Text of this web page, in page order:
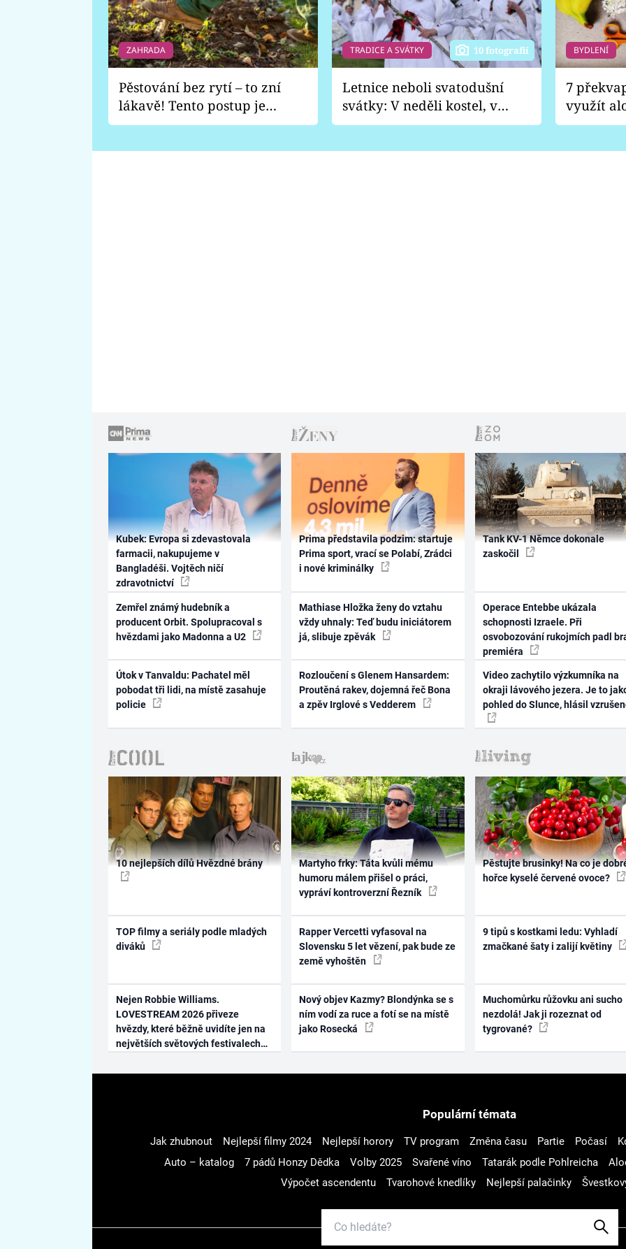
ZAHRADA
Pěstování bez rytí – to zní
lákavě! Tento postup je
vhodný jen pro některé
TRADICE A SVÁTKY 10 fotografií
Letnice neboli svatodušní
svátky: V neděli kostel, v
pondělí zábava
BYDLENÍ
7
využít
Kubek: Evropa si zdevastovala
farmacii, nakupujeme v
Bangladéši. Vojtěch ničí
zdravotnictví
Zemřel známý hudebník a
producent Orbit. Spolupracoval s
hvězdami jako Madonna a U2
Útok v Tanvaldu: Pachatel měl
pobodat tři lidi, na místě zasahuje
policie
Prima představila podzim: startuje
Prima sport, vrací se Polabí, Zrádci
i nové kriminálky
Mathiase Hložka ženy do vztahu
vždy uhnaly: Teď budu iniciátorem
já, slibuje zpěvák
Rozloučení s Glenem Hansardem:
Proutěná rakev, dojemná řeč Bona
a zpěv Irglové s Vedderem
Tank KV-1 Němce dokonale
zaskočil
Operace Entebbe ukázala
schopnosti Izraele. Při
osvobozování rukojmích padl
premiéra
Video zachytilo výzkumníka na
okraji lávového jezera. Je to
pohled do Slunce, hlásil
10 nejlepších dílů Hvězdné brány
TOP filmy a seriály podle mladých
diváků
Nejen Robbie Williams.
LOVESTREAM 2026 přiveze
hvězdy, které běžně uvidíte jen na
největších světových festivalech
Martyho frky: Táta kvůli mému
humoru málem přišel o práci,
vypráví kontroverzní Řezník
Rapper Vercetti vyfasoval na
Slovensku 5 let vězení, pak bude ze
země vyhoštěn
Nový objev Kazmy? Blondýnka se s
ním vodí za ruce a fotí se na místě
jako Rosecká
Pěstujte brusinky! Na co je
hořce kyselé červené ovoce?
9 tipů s kostkami ledu: Vyhladí
zmačkané šaty i zalijí květiny
Muchomůrku růžovku ani sucho
nezdolá! Jak ji rozeznat od
tygrované?
Populární témata
Jak zhubnout Nejlepší filmy 2024 Nejlepší horory TV program Změna času Partie Počasí
Auto – katalog
7 pádů Honzy Dědka Volby 2025 Svařené víno Tatarák podle Pohlreicha
Výpočet ascendentu
Tvarohové knedlíky Nejlepší palačinky